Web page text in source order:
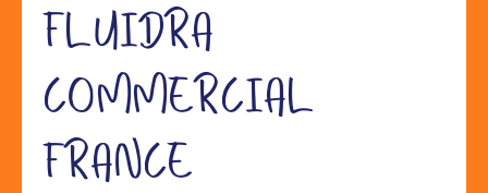
FLUIDRA
COMMERCIAL
FRANCE